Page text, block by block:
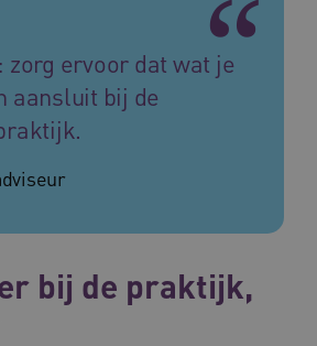
zorg ervoor dat wat je
aansluit bij de
bij de praktijk,
.vilans.nl